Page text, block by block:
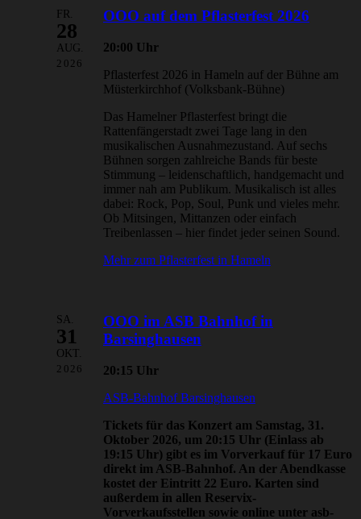
FR.
28
AUG.
2026
OOO auf dem Pflasterfest 2026
20:00 Uhr
Pflasterfest 2026 in Hameln auf der Bühne am
Müsterkirchhof (Volksbank-Bühne)
Das Hamelner Pflasterfest bringt die
Rattenfängerstadt zwei Tage lang in den
musikalischen Ausnahmezustand. Auf sechs
Bühnen sorgen zahlreiche Bands für beste
Stimmung – leidenschaftlich, handgemacht und
immer nah am Publikum. Musikalisch ist alles
dabei: Rock, Pop, Soul, Punk und vieles mehr.
Ob Mitsingen, Mittanzen oder einfach
Treibenlassen – hier findet jeder seinen Sound.
Mehr zum Pflasterfest in Hameln
SA.
31
OKT.
2026
OOO im ASB Bahnhof in
Barsinghausen
20:15 Uhr
ASB-Bahnhof Barsinghausen
Tickets für das Konzert am Samstag, 31.
Oktober 2026, um 20:15 Uhr (Einlass ab
19:15 Uhr) gibt es im Vorverkauf für 17 Euro
direkt im ASB-Bahnhof. An der Abendkasse
kostet der Eintritt 22 Euro. Karten sind
außerdem in allen Reservix-
Vorverkaufsstellen sowie online unter asb-